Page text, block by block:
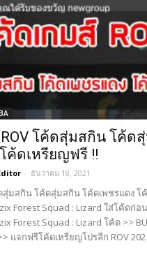
โค้ดสุ่มสกิน โค้ด
ค้ดเหรียญฟรี !!
- ธันวาคม 18, 2021
สุ่มสกิน โค้ดสุ่มสกิน โค้ดเพชรแดง โ
Forest Squad : Lizard ใส่โค้ดก่อ
Forest Squad : Lizard โค้ด >>
แจกฟรีโค้ดเหรียญโปรลีก ROV